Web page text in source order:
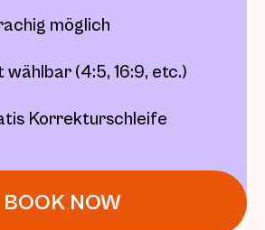
möglich
wählbar (4:5, 16:9, etc.)
Korrekturschleife
BOOK NOW